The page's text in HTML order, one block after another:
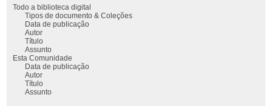
Todo a biblioteca digital
Tipos de documento & Coleções
Data de publicação
Autor
Título
Assunto
Esta Comunidade
Data de publicação
Autor
Título
Assunto